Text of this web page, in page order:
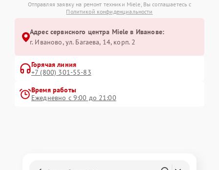
Отправляя заявку на ремонт техники Miele, Вы соглашаетесь с
Политикой конфиденциальности
Адрес сервисного центра Miele в Иванове:
г. Иваново, ул. Багаева, 14, корп. 2
Горячая линия
+7 (800) 301-55-83
Время работы
Ежедневно с 9:00 до 21:00